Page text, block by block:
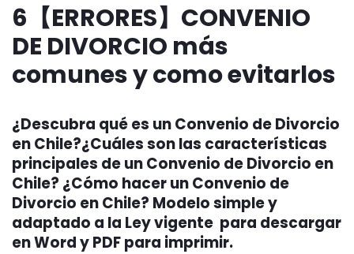
6【ERRORES】CONVENIO
DE DIVORCIO más
comunes y como evitarlos
¿Descubra qué es un Convenio de Divorcio
en Chile?¿Cuáles son las características
principales de un Convenio de Divorcio en
Chile? ¿Cómo hacer un Convenio de
Divorcio en Chile? Modelo simple y
adaptado a la Ley vigente para descargar
en Word y PDF para imprimir.